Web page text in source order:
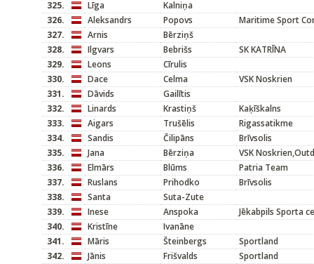
325. Līga
Kalniņa
326.
Aleksandrs Popovs
Maritime Sport
327.
Arnis
Bērziņš
328.
Ilgvars Bebrišs
SK KATRĪNA
329.
Leons
Cīrulis
330.
Dace Celma
VSK Noskrien
331.
Dāvids
Gailītis
332.
Linards Krastiņš
Kaķīškalns
333.
Aigars Trušēlis
Rigassatikme
334.
Sandis Čilipāns
Brīvsolis
335.
Jana Bērziņa
VSK
336.
Elmārs Blūms
Patria Team
337.
Ruslans Prihodko
Brīvsolis
338.
Santa
Suta-Zute
339.
Inese Anspoka
Jēkabpils Sporta
340.
Kristīne
Ivanāne
341.
Māris Šteinbergs
Sportland
342.
Jānis Frišvalds
Sportland